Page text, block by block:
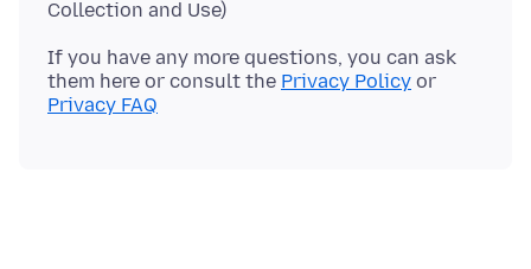
If you have any more questions, you can ask
them here or consult the Privacy Policy or
Privacy FAQ